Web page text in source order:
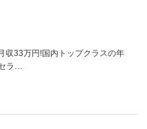
収33万円!国内トップクラスの年
ラ…